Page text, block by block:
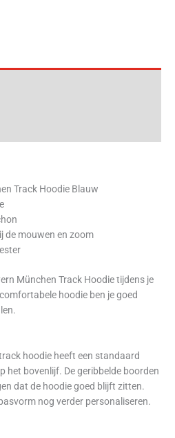
Track Hoodie Blauw
de mouwen en zoom
München Track Hoodie tijdens je
hoodie ben je goed
hoodie heeft een standaard
het bovenlijf. De geribbelde boorden
dat de hoodie goed blijft zitten.
nog verder personaliseren.